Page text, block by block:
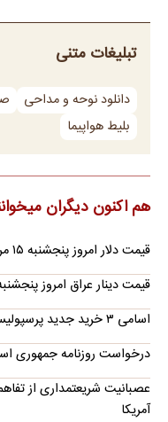
تبلیغات متنی
دانلود نوحه و مداحی
بلیط هواپیما
هم اکنون دیگران
قیمت دلار امروز پنجشنبه ۱۵ مرداد ۱۴۰۵
قیمت دینار عراق امروز پنجشنبه ۱۵ مرداد
اسامی ۳ خرید جدید پرسپولیس لو رفت؛ امضا تا چند روز دیگر
درخواست روزنامه جمهوری
عصبانیت شریعتمداری از
آمریکا